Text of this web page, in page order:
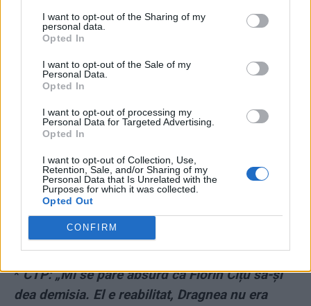
I want to opt-out of the Sharing of my
personal data.
Opted In
I want to opt-out of the Sale of my
Personal Data.
Opted In
I want to opt-out of processing my
Personal Data for Targeted Advertising.
Opted In
I want to opt-out of Collection, Use,
Retention, Sale, and/or Sharing of my
Personal Data that Is Unrelated with the
Purposes for which it was collected.
Opted Out
CONFIRM
ad
*CTP: „Mi se pare absurd ca Florin Cîțu să-și
dea demisia. El e reabilitat, Dragnea nu era